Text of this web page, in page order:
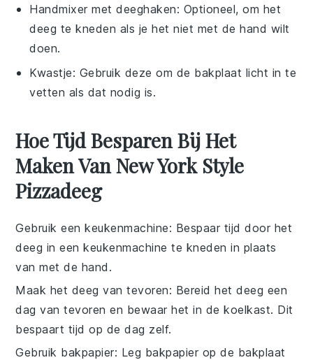
Handmixer met deeghaken: Optioneel, om het
deeg te kneden als je het niet met de hand wilt
doen.
Kwastje: Gebruik deze om de bakplaat licht in te
vetten als dat nodig is.
Hoe Tijd Besparen Bij Het
Maken Van New York Style
Pizzadeeg
Gebruik een keukenmachine: Bespaar tijd door het
deeg in een keukenmachine te kneden in plaats
van met de hand.
Maak het deeg van tevoren: Bereid het deeg een
dag van tevoren en bewaar het in de koelkast. Dit
bespaart tijd op de dag zelf.
Gebruik bakpapier: Leg bakpapier op de bakplaat